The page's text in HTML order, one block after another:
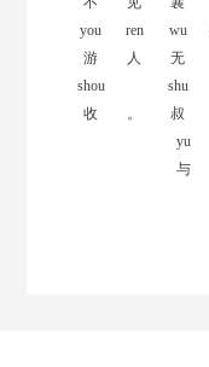
you
游
ren
人
wu
无
shou
收
。
shu
叔
yu
与